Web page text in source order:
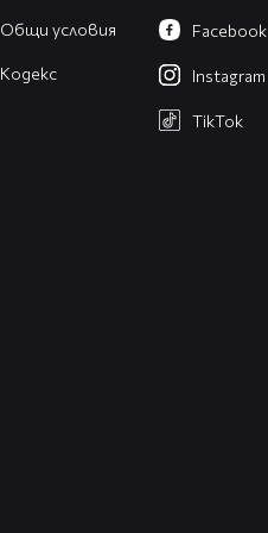
Общи условия
Кодекс
Facebook
Instagram
TikTok